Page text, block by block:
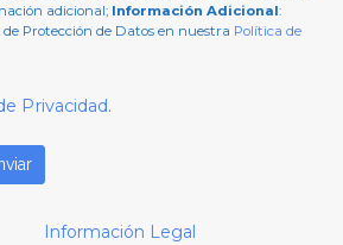
adicional; Información Adicional:
Protección de Datos en nuestra Política de
Privacidad.
Información Legal